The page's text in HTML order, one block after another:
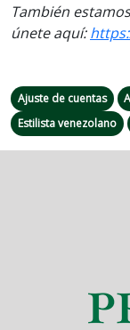
También
únete aquí:
Ajuste de cuentas
Estilista venezolano